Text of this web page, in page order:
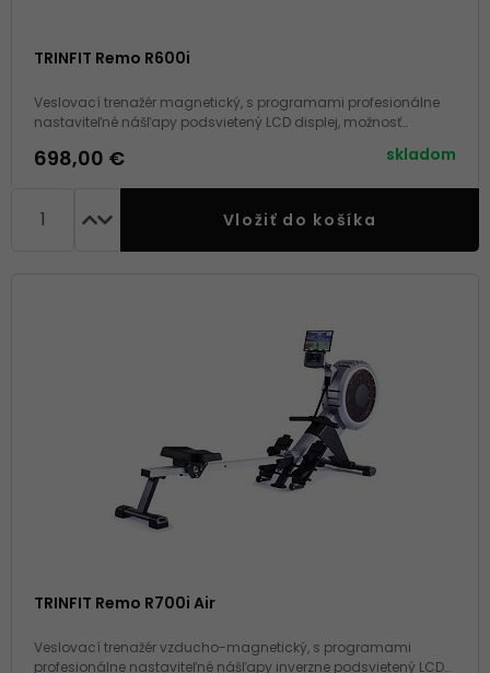
TRINFIT Remo R600i
Veslovací trenažér magnetický, s programami profesionálne
nastaviteľné nášľapy podsvietený LCD displej, možnosť
nosnosť 150 kg, záruka 3+10 rokov, servis doma
698,00 € skladom
Vložiť do košíka
TRINFIT Remo R700i Air
Veslovací trenažér vzducho-magnetický, s programami
profesionálne nastaviteľné nášľapy inverzne podsvietený LCD